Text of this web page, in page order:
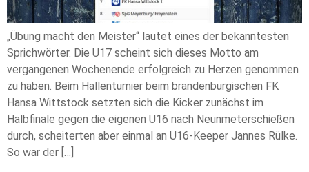
„Übung macht den Meister“ lautet eines der bekanntesten
Sprichwörter. Die U17 scheint sich dieses Motto am
vergangenen Wochenende erfolgreich zu Herzen genommen
zu haben. Beim Hallenturnier beim brandenburgischen FK
Hansa Wittstock setzten sich die Kicker zunächst im
Halbfinale gegen die eigenen U16 nach Neunmeterschießen
durch, scheiterten aber einmal an U16-Keeper Jannes Rülke.
So war der […]